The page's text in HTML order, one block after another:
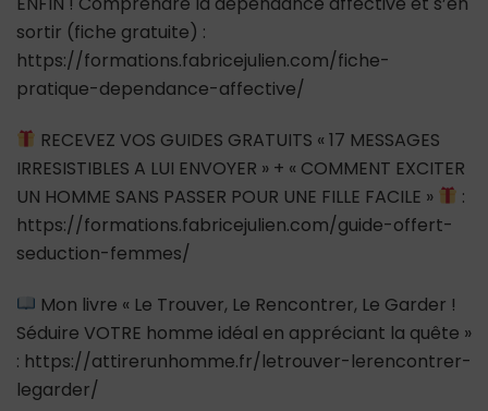
sortir (fiche gratuite) :
https://formations.fabricejulien.com/fiche-
pratique-dependance-affective/
RECEVEZ VOS GUIDES GRATUITS « 17 MESSAGES
IRRESISTIBLES A LUI ENVOYER » + « COMMENT EXCITER
UN HOMME SANS PASSER POUR UNE FILLE FACILE »
:
https://formations.fabricejulien.com/guide-offert-
seduction-femmes/
Mon livre « Le Trouver, Le Rencontrer, Le Garder !
Séduire VOTRE homme idéal en appréciant la quête »
: https://attirerunhomme.fr/letrouver-lerencontrer-
legarder/